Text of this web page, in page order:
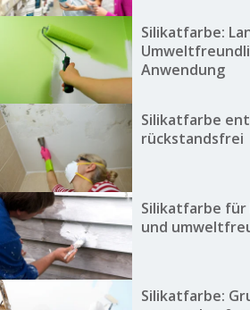
Silikatfarbe:
Anwendung
Silikatfarbe
rückstandsfrei
Silikatfarbe für
und
Silikatfarbe: